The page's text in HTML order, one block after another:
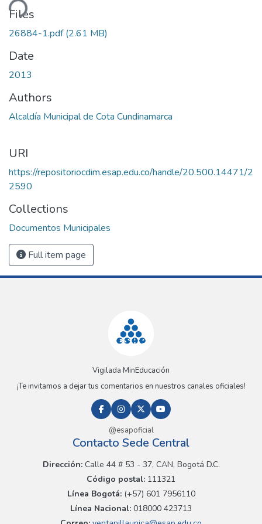
Files
26884-1.pdf(2.61 MB)
Date
2013
Authors
Alcaldía Municipal de Cota Cundinamarca
URI
https://repositoriocdim.esap.edu.co/handle/20.500.14471/2
2590
Collections
Documentos Municipales
Full item page
Vigilada MinEducación
¡Te invitamos a dejar tus comentarios en nuestros canales oficiales!
@esapoficial
Contacto Sede Central
Dirección:Calle 44 # 53 - 37, CAN, Bogotá D.C.
Código postal: 111321
Línea Bogotá:(+57) 601 7956110
Línea Nacional: 018000 423713